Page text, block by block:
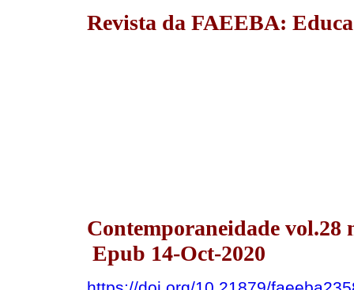
Revista da FAEEBA:
Contemporaneidade vol.28
Epub 14-Oct-2020